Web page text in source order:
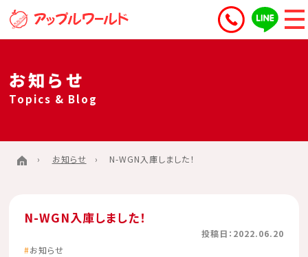
お知らせ
Topics & Blog
お知らせ N-WGN入庫しました！
N-WGN入庫しました！
投稿日：2022.06.20
お知らせ